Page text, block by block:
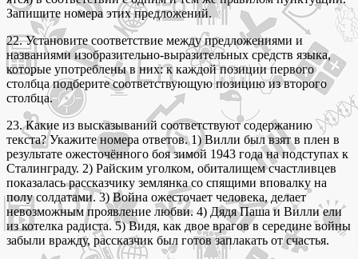
Запишите номера этих предложений.
22. Установите соответствие между предложениями и
названиями изобразительно-выразительных средств языка,
которые употреблены в них: к каждой позиции первого
столбца подберите соответствующую позицию из второго
столбца.
23. Какие из высказываний соответствуют содержанию
текста? Укажите номера ответов. 1) Вилли был взят в плен в
результате ожесточённого боя зимой 1943 года на подступах к
Сталинграду. 2) Райским уголком, обиталищем счастливцев
показалась рассказчику землянка со спящими вповалку на
полу солдатами. 3) Война ожесточает человека, делает
невозможным проявление любви. 4) Дядя Паша и Вилли ели
из котелка радиста. 5) Видя, как двое врагов в середине войны
забыли вражду, рассказчик был готов заплакать от счастья.